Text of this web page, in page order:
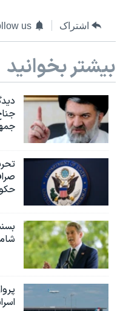
آرشیو پخش زنده
مجموعه مستندهای دادخواهی
تریبونال مردمی آبان ۹۸
دادگاه حمید نوری
قانون شفافیت دارائی کادر
اعتراضات مردمی آبان ۹۸
نرگس محمدی برنده جایزه
همایش محافظه‌کاران
سفر پرزیدنت ترامپ به چین
اشتراک us
بیشتر بخوانید
شامل